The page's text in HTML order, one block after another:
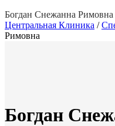
Богдан Снежанна Римовна
Центральная Клиника /
Римовна
Богдан